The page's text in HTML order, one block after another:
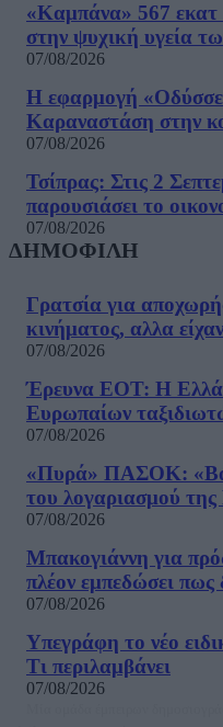
«Καμπάνα» 567 εκατ
στην ψυχική υγεία
07/08/2026
Η εφαρμογή
Καραναστάση στην
07/08/2026
Τσίπρας: Στις 2
παρουσιάσει το
07/08/2026
ΔΗΜΟΦΙΛΗ
Γρατσία για
κινήματος, αλλα
07/08/2026
Έρευνα ΕΟΤ: Η
Ευρωπαίων
07/08/2026
«Πυρά» ΠΑΣΟΚ:
του λογαριασμού της
07/08/2026
Μπακογιάννη για
πλέον εμπεδώσει πως
07/08/2026
Υπεγράφη το νέο
Τι περιλαμβάνει
07/08/2026